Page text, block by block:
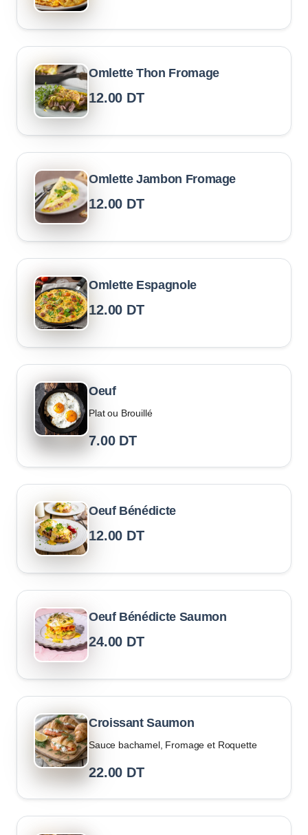
Omlette Thon Fromage
12.00 DT
Omlette Jambon Fromage
12.00 DT
Omlette Espagnole
12.00 DT
Oeuf
Plat ou Brouillé
7.00 DT
Oeuf Bénédicte
12.00 DT
Oeuf Bénédicte Saumon
24.00 DT
Croissant Saumon
Sauce bachamel, Fromage et Roquette
22.00 DT